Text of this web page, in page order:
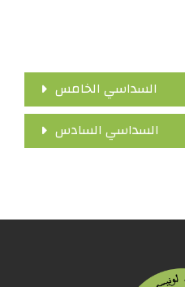
السداسي الخامس
السداسي السادس